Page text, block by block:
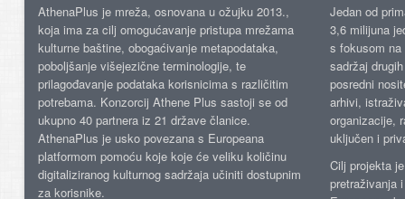
AthenaPlus je mreža, osnovana u ožujku 2013.,
koja ima za cilj omogućavanje pristupa mrežama
kulturne baštine, obogaćivanje metapodataka,
poboljšanje višejezične terminologije, te
prilagođavanje podataka korisnicima s različitim
potrebama. Konzorcij Athene Plus sastoji se od
ukupno 40 partnera iz 21 države članice.
AthenaPlus je usko povezana s Europeana
platformom pomoću koje koje će veliku količinu
digitaliziranog kulturnog sadržaja učiniti dostupnim
za korisnike.
Jedan od
3,6 milijuna
s fokusom
sadržaj
posredni
arhivi,
organizacije,
uključen i
Cilj projekta
pretraživanja